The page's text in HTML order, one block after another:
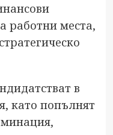
работни места,
в
като попълнят